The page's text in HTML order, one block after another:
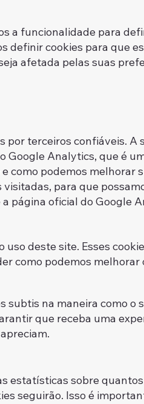
a funcionalidade para
definir cookies para que
afetada pelas suas
terceiros confiáveis.
Analytics, que é
como podemos melhorar
para que
consulte a
deste site. Esses
a entender como
na maneira como o
que receba uma
estatísticas sobre
seguirão. Isso é